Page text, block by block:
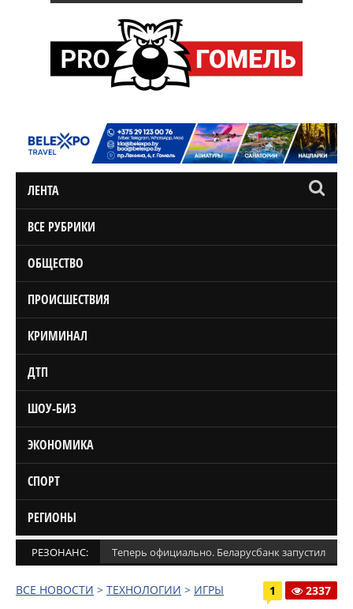
ЛЕНТА
ВСЕ РУБРИКИ
ОБЩЕСТВО
ПРОИСШЕСТВИЯ
КРИМИНАЛ
ДТП
ШОУ-БИЗ
ЭКОНОМИКА
СПОРТ
РЕГИОНЫ
РЕЗОНАНС: Теперь официально. Беларусбанк запустил
ВСЕ НОВОСТИ > ТЕХНОЛОГИИ > ИГРЫ 1 2337